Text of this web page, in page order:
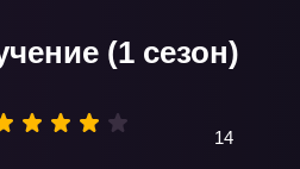
(1 сезон)
14